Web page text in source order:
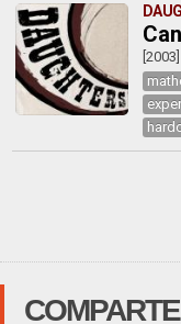
[2003]
COMPARTE